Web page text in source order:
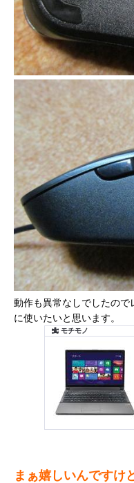
動作も異常なしでしたので
に使いたいと思います。
まぁ嬉しいんですけ